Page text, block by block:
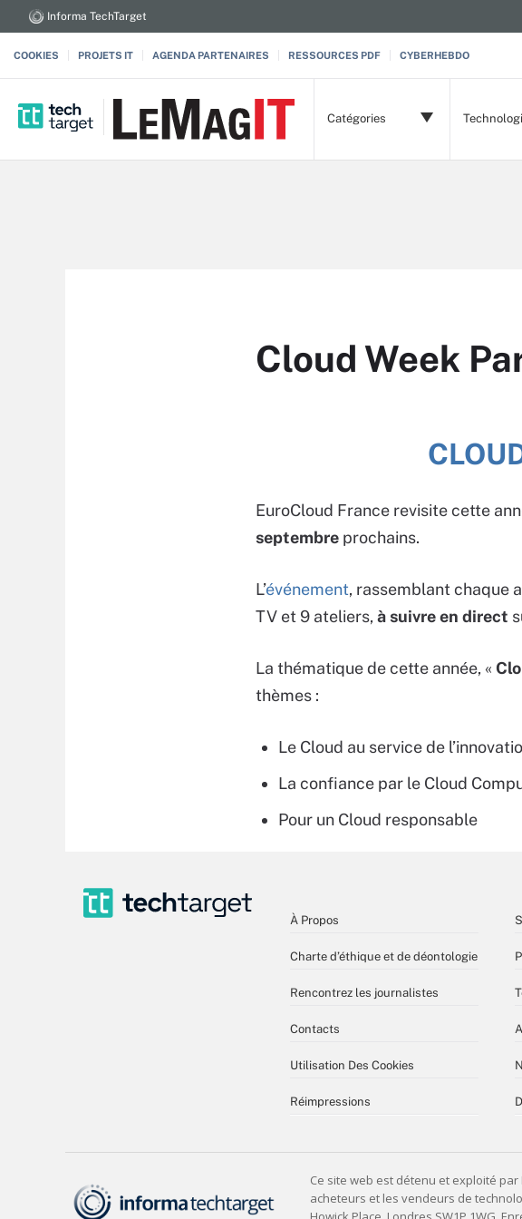
Informa TechTarget
COOKIES PROJETS IT AGENDA PARTENAIRES RESSOURCES PDF CYBERHEBDO
Catégories
Cloud Week
EuroCloud France revisite cette
septembre prochains.
L’événement, rassemblant chaque
TV et 9 ateliers, à suivre en direct
La thématique de cette année, «
thèmes :
Le Cloud au service de
La confiance par le Cloud
Pour un Cloud responsable
À Propos
Charte d’éthique et de déontologie
Rencontrez les journalistes
Contacts
Utilisation Des Cookies
Réimpressions